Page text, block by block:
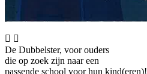
 
De Dubbelster, voor ouders
die op zoek zijn naar een
passende school voor hun kind(eren)!